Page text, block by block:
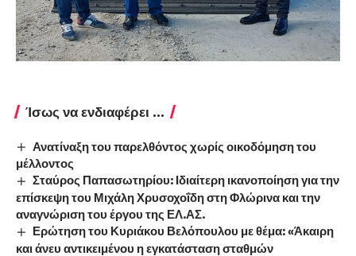
Ίσως να ενδιαφέρει ...
Ανατίναξη του παρελθόντος χωρίς οικοδόμηση του
μέλλοντος
Σταύρος Παπασωτηρίου: Ιδιαίτερη ικανοποίηση για την
επίσκεψη του Μιχάλη Χρυσοχοΐδη στη Φλώρινα και την
αναγνώριση του έργου της ΕΛ.ΑΣ.
Ερώτηση του Κυριάκου Βελόπουλου με θέμα: «Άκαιρη
και άνευ αντικειμένου η εγκατάσταση σταθμών